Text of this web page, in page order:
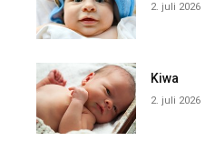
2. juli 2026
Kiwa
2. juli 2026